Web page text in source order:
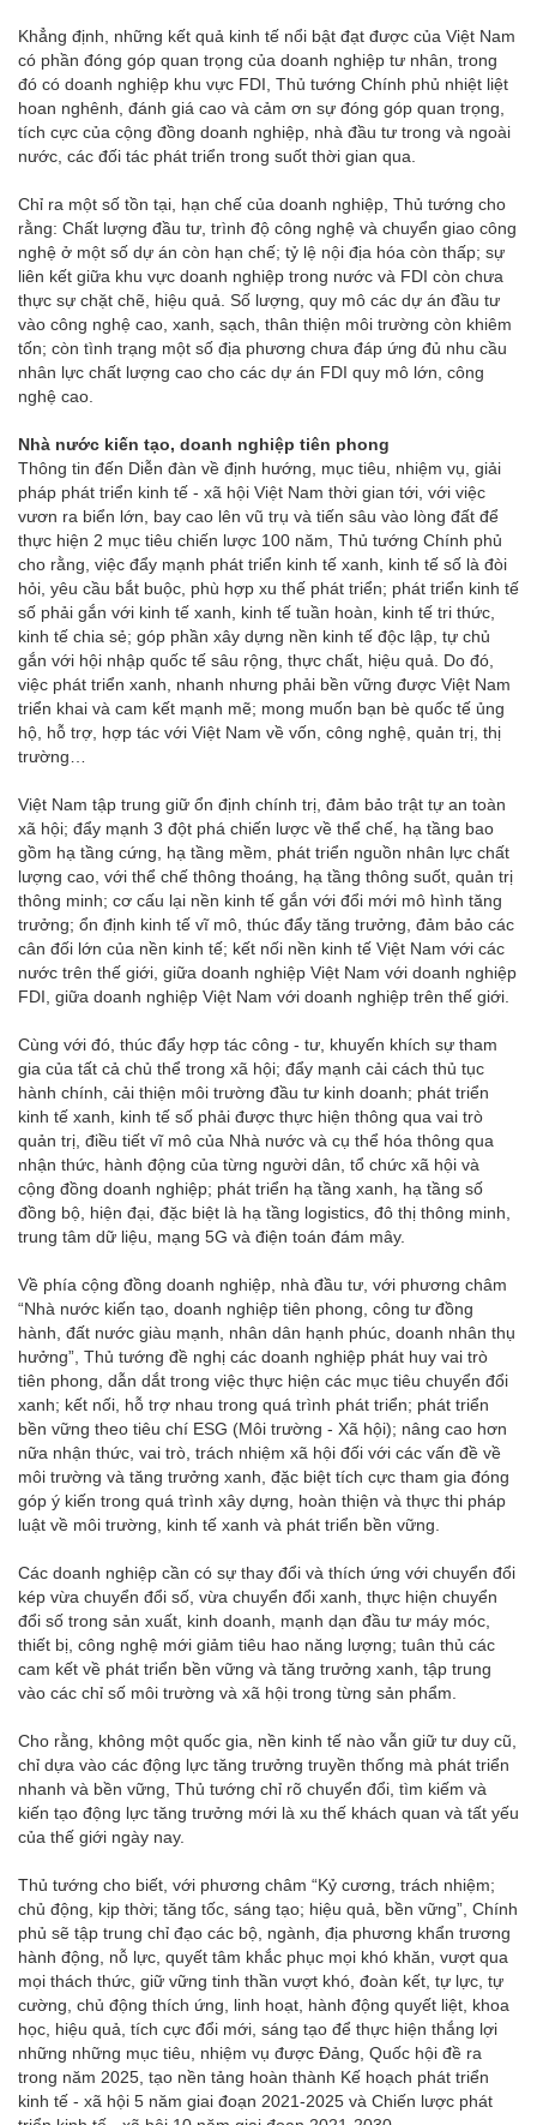
Khẳng định, những kết quả kinh tế nổi bật đạt được của Việt Nam
có phần đóng góp quan trọng của doanh nghiệp tư nhân, trong
đó có doanh nghiệp khu vực FDI, Thủ tướng Chính phủ nhiệt liệt
hoan nghênh, đánh giá cao và cảm ơn sự đóng góp quan trọng,
tích cực của cộng đồng doanh nghiệp, nhà đầu tư trong và ngoài
nước, các đối tác phát triển trong suốt thời gian qua.
Chỉ ra một số tồn tại, hạn chế của doanh nghiệp, Thủ tướng cho
rằng: Chất lượng đầu tư, trình độ công nghệ và chuyển giao công
nghệ ở một số dự án còn hạn chế; tỷ lệ nội địa hóa còn thấp; sự
liên kết giữa khu vực doanh nghiệp trong nước và FDI còn chưa
thực sự chặt chẽ, hiệu quả. Số lượng, quy mô các dự án đầu tư
vào công nghệ cao, xanh, sạch, thân thiện môi trường còn khiêm
tốn; còn tình trạng một số địa phương chưa đáp ứng đủ nhu cầu
nhân lực chất lượng cao cho các dự án FDI quy mô lớn, công
nghệ cao.
Nhà nước kiến tạo, doanh nghiệp tiên phong
Thông tin đến Diễn đàn về định hướng, mục tiêu, nhiệm vụ, giải
pháp phát triển kinh tế - xã hội Việt Nam thời gian tới, với việc
vươn ra biển lớn, bay cao lên vũ trụ và tiến sâu vào lòng đất để
thực hiện 2 mục tiêu chiến lược 100 năm, Thủ tướng Chính phủ
cho rằng, việc đẩy mạnh phát triển kinh tế xanh, kinh tế số là đòi
hỏi, yêu cầu bắt buộc, phù hợp xu thế phát triển; phát triển kinh tế
số phải gắn với kinh tế xanh, kinh tế tuần hoàn, kinh tế tri thức,
kinh tế chia sẻ; góp phần xây dựng nền kinh tế độc lập, tự chủ
gắn với hội nhập quốc tế sâu rộng, thực chất, hiệu quả. Do đó,
việc phát triển xanh, nhanh nhưng phải bền vững được Việt Nam
triển khai và cam kết mạnh mẽ; mong muốn bạn bè quốc tế ủng
hộ, hỗ trợ, hợp tác với Việt Nam về vốn, công nghệ, quản trị, thị
trường…
Việt Nam tập trung giữ ổn định chính trị, đảm bảo trật tự an toàn
xã hội; đẩy mạnh 3 đột phá chiến lược về thể chế, hạ tầng bao
gồm hạ tầng cứng, hạ tầng mềm, phát triển nguồn nhân lực chất
lượng cao, với thể chế thông thoáng, hạ tầng thông suốt, quản trị
thông minh; cơ cấu lại nền kinh tế gắn với đổi mới mô hình tăng
trưởng; ổn định kinh tế vĩ mô, thúc đẩy tăng trưởng, đảm bảo các
cân đối lớn của nền kinh tế; kết nối nền kinh tế Việt Nam với các
nước trên thế giới, giữa doanh nghiệp Việt Nam với doanh nghiệp
FDI, giữa doanh nghiệp Việt Nam với doanh nghiệp trên thế giới.
Cùng với đó, thúc đẩy hợp tác công - tư, khuyến khích sự tham
gia của tất cả chủ thể trong xã hội; đẩy mạnh cải cách thủ tục
hành chính, cải thiện môi trường đầu tư kinh doanh; phát triển
kinh tế xanh, kinh tế số phải được thực hiện thông qua vai trò
quản trị, điều tiết vĩ mô của Nhà nước và cụ thể hóa thông qua
nhận thức, hành động của từng người dân, tổ chức xã hội và
cộng đồng doanh nghiệp; phát triển hạ tầng xanh, hạ tầng số
đồng bộ, hiện đại, đặc biệt là hạ tầng logistics, đô thị thông minh,
trung tâm dữ liệu, mạng 5G và điện toán đám mây.
Về phía cộng đồng doanh nghiệp, nhà đầu tư, với phương châm
“Nhà nước kiến tạo, doanh nghiệp tiên phong, công tư đồng
hành, đất nước giàu mạnh, nhân dân hạnh phúc, doanh nhân thụ
hưởng”, Thủ tướng đề nghị các doanh nghiệp phát huy vai trò
tiên phong, dẫn dắt trong việc thực hiện các mục tiêu chuyển đổi
xanh; kết nối, hỗ trợ nhau trong quá trình phát triển; phát triển
bền vững theo tiêu chí ESG (Môi trường - Xã hội); nâng cao hơn
nữa nhận thức, vai trò, trách nhiệm xã hội đối với các vấn đề về
môi trường và tăng trưởng xanh, đặc biệt tích cực tham gia đóng
góp ý kiến trong quá trình xây dựng, hoàn thiện và thực thi pháp
luật về môi trường, kinh tế xanh và phát triển bền vững.
Các doanh nghiệp cần có sự thay đổi và thích ứng với chuyển đổi
kép vừa chuyển đổi số, vừa chuyển đổi xanh, thực hiện chuyển
đổi số trong sản xuất, kinh doanh, mạnh dạn đầu tư máy móc,
thiết bị, công nghệ mới giảm tiêu hao năng lượng; tuân thủ các
cam kết về phát triển bền vững và tăng trưởng xanh, tập trung
vào các chỉ số môi trường và xã hội trong từng sản phẩm.
Cho rằng, không một quốc gia, nền kinh tế nào vẫn giữ tư duy cũ,
chỉ dựa vào các động lực tăng trưởng truyền thống mà phát triển
nhanh và bền vững, Thủ tướng chỉ rõ chuyển đổi, tìm kiếm và
kiến tạo động lực tăng trưởng mới là xu thế khách quan và tất yếu
của thế giới ngày nay.
Thủ tướng cho biết, với phương châm “Kỷ cương, trách nhiệm;
chủ động, kịp thời; tăng tốc, sáng tạo; hiệu quả, bền vững”, Chính
phủ sẽ tập trung chỉ đạo các bộ, ngành, địa phương khẩn trương
hành động, nỗ lực, quyết tâm khắc phục mọi khó khăn, vượt qua
mọi thách thức, giữ vững tinh thần vượt khó, đoàn kết, tự lực, tự
cường, chủ động thích ứng, linh hoạt, hành động quyết liệt, khoa
học, hiệu quả, tích cực đổi mới, sáng tạo để thực hiện thắng lợi
những những mục tiêu, nhiệm vụ được Đảng, Quốc hội đề ra
trong năm 2025, tạo nền tảng hoàn thành Kế hoạch phát triển
kinh tế - xã hội 5 năm giai đoạn 2021-2025 và Chiến lược phát